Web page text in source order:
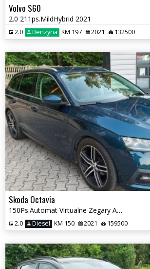
Volvo S60
2.0 211ps.MildHybrid 2021
2.0 Benzyna KM 197 2021 132500
Skoda Octavia
150Ps.Automat Virtualne Zegary Ambiente Grzana Kierownica Serwis 2021
2.0 Diesel KM 150 2021 159500